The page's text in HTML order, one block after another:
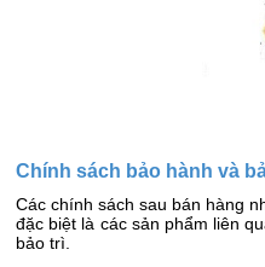
Chính sách bảo hành và
Các chính sách sau bán hàng
đặc biệt là các sản phẩm liên
bảo trì.